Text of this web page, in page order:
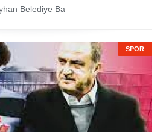
Belediye Ba
SPOR